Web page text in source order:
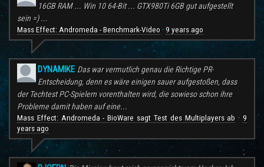
16GB RAM ... Win 10 64-Bit ... GTX980Ti 6GB gut aufgestellt
sein =) ...
Mass Effect: Andromeda - Benchmark-Video · 9 years ago
DYNAMIKE Das war vermutlich genau die Richtige PR-
Entscheidung, denn es wäre einigen sauer aufgestoßen, dass
der Techtest PC-Spielern vorenthalten wird, die sowieso schon ihre
Probleme damit haben auf eine...
Mass Effect: Andromeda - BioWare sagt Test des Multiplayers ab ·9
years ago